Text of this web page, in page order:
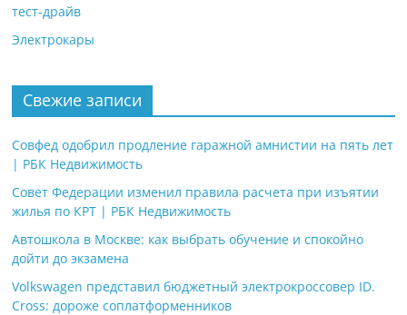
тест-драйв
Электрокары
Свежие записи
Совфед одобрил продление гаражной амнистии на пять лет
| РБК Недвижимость
Совет Федерации изменил правила расчета при изъятии
жилья по КРТ | РБК Недвижимость
Автошкола в Москве: как выбрать обучение и спокойно
дойти до экзамена
Volkswagen представил бюджетный электрокроссовер ID.
Cross: дороже соплатформенников